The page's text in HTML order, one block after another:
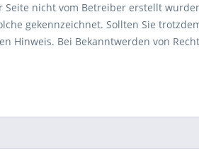
Seite nicht vom Betreiber erstellt
gekennzeichnet. Sollten Sie
Hinweis. Bei Bekanntwerden von